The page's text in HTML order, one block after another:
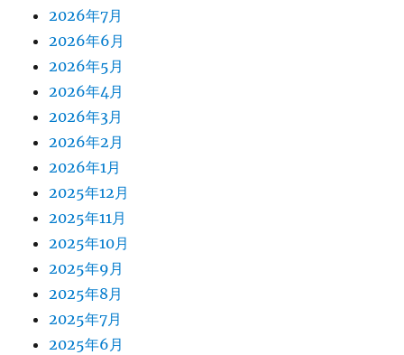
2026年7月
2026年6月
2026年5月
2026年4月
2026年3月
2026年2月
2026年1月
2025年12月
2025年11月
2025年10月
2025年9月
2025年8月
2025年7月
2025年6月